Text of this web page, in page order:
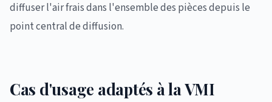
diffuser l'air frais dans l'ensemble des pièces depuis le
point central de diffusion.
Cas d'usage adaptés à la VMI